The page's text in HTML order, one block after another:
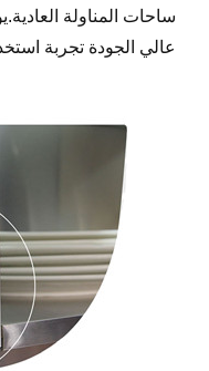
ساحات المناولة
عالي الجودة تجربة